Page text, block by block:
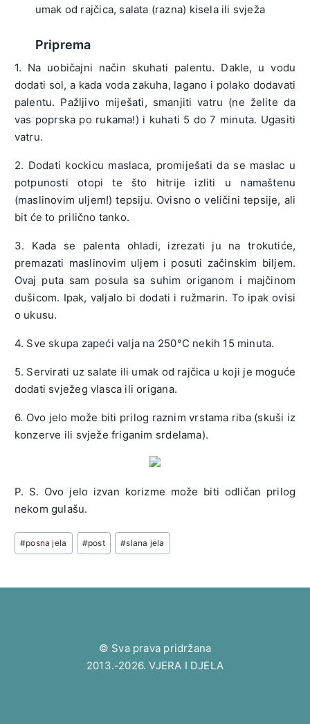
umak od rajčica, salata (razna) kisela ili svježa
Priprema
1. Na uobičajni način skuhati palentu. Dakle, u vodu
dodati sol, a kada voda zakuha, lagano i polako dodavati
palentu. Pažljivo miješati, smanjiti vatru (ne želite da
vas poprska po rukama!) i kuhati 5 do 7 minuta. Ugasiti
vatru.
2. Dodati kockicu maslaca, promiješati da se maslac u
potpunosti otopi te što hitrije izliti u namaštenu
(maslinovim uljem!) tepsiju. Ovisno o veličini tepsije, ali
bit će to prilično tanko.
3. Kada se palenta ohladi, izrezati ju na trokutiće,
premazati maslinovim uljem i posuti začinskim biljem.
Ovaj puta sam posula sa suhim origanom i majčinom
dušicom. Ipak, valjalo bi dodati i ružmarin. To ipak ovisi
o ukusu.
4. Sve skupa zapeći valja na 250°C nekih 15 minuta.
5. Servirati uz salate ili umak od rajčica u koji je moguće
dodati svježeg vlasca ili origana.
6. Ovo jelo može biti prilog raznim vrstama riba (skuši iz
konzerve ili svježe friganim srdelama).
P. S. Ovo jelo izvan korizme može biti odličan prilog
nekom gulašu.
Post
Tags:
#posna jela #post #slana jela
© Sva prava pridržana
2013.-2026. VJERA I DJELA